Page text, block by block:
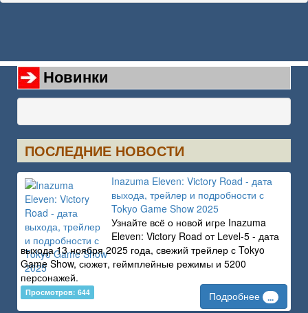
Новинки
ПОСЛЕДНИЕ НОВОСТИ
Inazuma Eleven: Victory Road - дата
выхода, трейлер и подробности с
Tokyo Game Show 2025
Узнайте всё о новой игре Inazuma
Eleven: Victory Road от Level-5 - дата
выхода 13 ноября 2025 года, свежий трейлер с Tokyo
Game Show, сюжет, геймплейные режимы и 5200
персонажей.
Просмотров: 644 Подробнее ...